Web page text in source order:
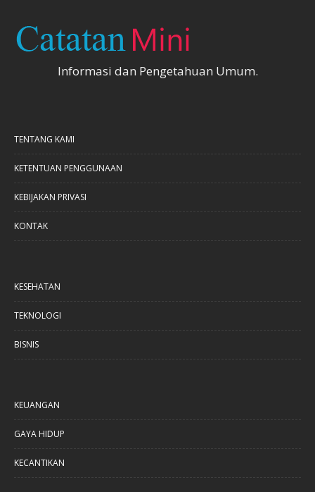
Informasi dan Pengetahuan Umum.
TENTANG KAMI
KETENTUAN PENGGUNAAN
KEBIJAKAN PRIVASI
KONTAK
KESEHATAN
TEKNOLOGI
BISNIS
KEUANGAN
GAYA HIDUP
KECANTIKAN